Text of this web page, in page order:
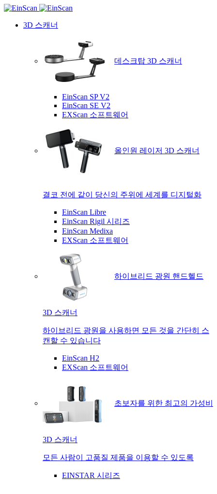
3D 스캐너
데스크탑 3D 스캐너
EinScan SP V2
EinScan SE V2
EXScan 소프트웨어
올인원 레이저 3D 스캐너
결코 전에 같이 당신의 주위에 세계를 디지털화
EinScan Libre
EinScan Rigil 시리즈
EinScan Medixa
EXScan 소프트웨어
하이브리드 광원 핸드헬드
3D 스캐너
하이브리드 광원을 사용하면 모든 것을 간단히 스
캔할 수 있습니다
EinScan H2
EXScan 소프트웨어
초보자를 위한 최고의 가성비
3D 스캐너
모든 사람이 고품질 제품을 이용할 수 있도록
EINSTAR 시리즈